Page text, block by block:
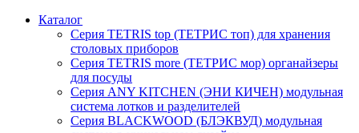
Каталог
Серия TETRIS top (ТЕТРИС топ) для хранения
столовых приборов
Серия TETRIS more (ТЕТРИС мор) органайзеры
для посуды
Серия ANY KITCHEN (ЭНИ КИЧЕН) модульная
система лотков и разделителей
Серия BLACKWOOD (БЛЭКВУД) модульная